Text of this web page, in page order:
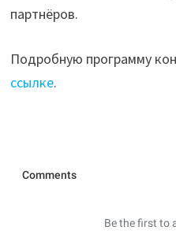
партнёров.
Подробную программу
ссылке.